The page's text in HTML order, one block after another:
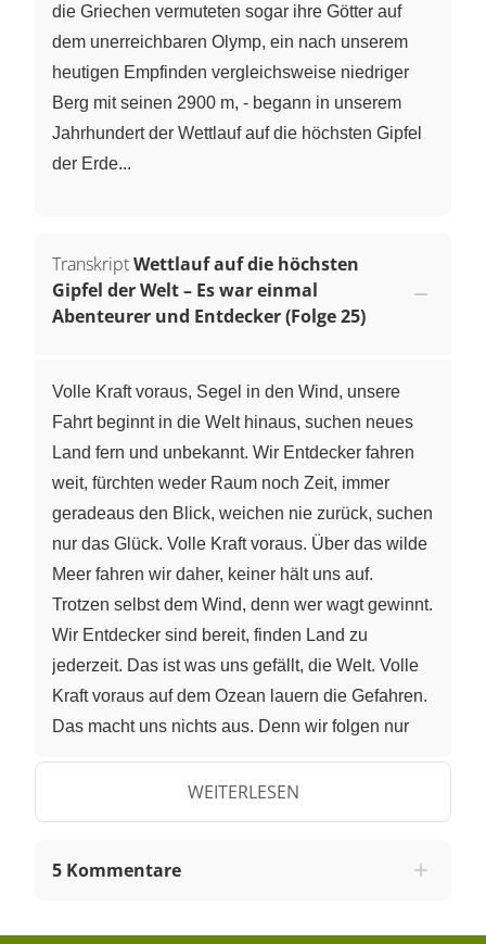
die Griechen vermuteten sogar ihre Götter auf
dem unerreichbaren Olymp, ein nach unserem
heutigen Empfinden vergleichsweise niedriger
Berg mit seinen 2900 m, - begann in unserem
Jahrhundert der Wettlauf auf die höchsten Gipfel
der Erde...
TranskriptWettlauf auf die höchsten
Gipfel der Welt – Es war einmal
Abenteurer und Entdecker (Folge 25)
Volle Kraft voraus, Segel in den Wind, unsere
Fahrt beginnt in die Welt hinaus, suchen neues
Land fern und unbekannt. Wir Entdecker fahren
weit, fürchten weder Raum noch Zeit, immer
geradeaus den Blick, weichen nie zurück, suchen
nur das Glück. Volle Kraft voraus. Über das wilde
Meer fahren wir daher, keiner hält uns auf.
Trotzen selbst dem Wind, denn wer wagt gewinnt.
Wir Entdecker sind bereit, finden Land zu
jederzeit. Das ist was uns gefällt, die Welt. Volle
Kraft voraus auf dem Ozean lauern die Gefahren.
Das macht uns nichts aus. Denn wir folgen nur
und erreichen unser Ziel. Wissen wir auch nie
bestimmt, wer das Spiel gewinnt, was das Leben
denn wir fahren fort in die Welt hinaus. Neue Ufer
ein, uns zu folgen, steigt jetzt ein. Denn die große
WEITERLESEN
5 Kommentare